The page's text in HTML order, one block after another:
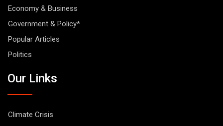
Economy & Business
Government & Policy*
Popular Articles
Politics
Our Links
Climate Crisis